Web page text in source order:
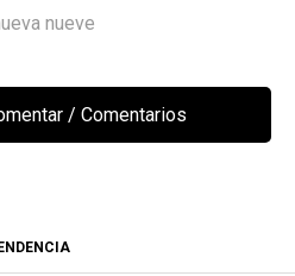
nueve